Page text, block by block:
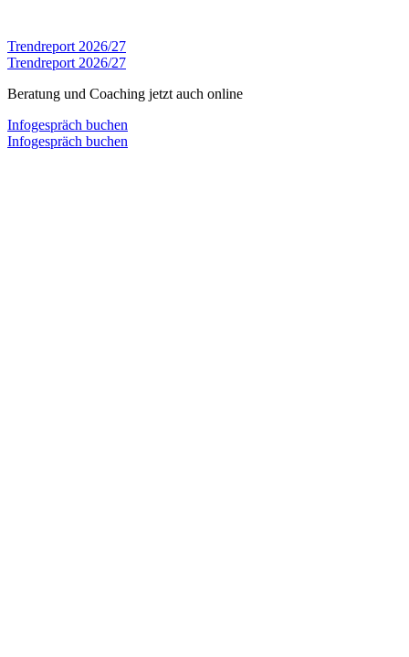
Trendreport 2026/27
Trendreport 2026/27
Beratung und Coaching jetzt auch online
Infogespräch buchen
Infogespräch buchen